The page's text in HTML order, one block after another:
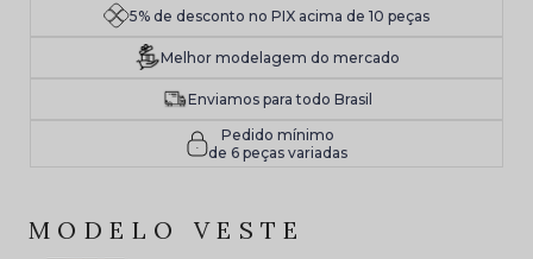
5% de desconto no PIX acima de 10 peças
Melhor modelagem do mercado
Enviamos para todo Brasil
Pedido mínimo
de 6 peças variadas
MODELO VESTE